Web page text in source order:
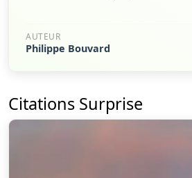
AUTEUR
Philippe Bouvard
Citations Surprise